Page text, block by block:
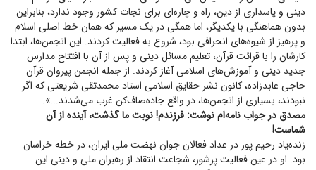
دینی و پاسداری از دین، راه و چاره‌ای برای نجات کشور وجود ندارد، بنابراین
بدون هماهنگی با یکدیگر، اما همگی در یک مسیر که همان خط اصلی اسلام
و پرهیز از شیوه‌های انحرافی بود، شروع به فعالیت کردند. این انجمن‌ها، ابتدا
کارشان را با قرائت قرآن، تعلیم مسائل دینی و پس از آن با افتتاح مدارس
جدید دینی و آموزش‌های اسلامی آغاز کردند. از جمله انجمن پیروان قرآن
حاجی عابدزاده، کانون نشر حقایق اسلامی استاد محمدتقی شریعتی که اگر
نبودند، بسیاری از انجمن‌ها، در واقع جاده‌صاف‌کن غرب می‌شدند...».
مصدق در جواب نامه‌ام نوشت: فرزندم! نوبت ما گذشت، آینده از آن
شماست!
زنده‌یاد رحیم پور در عداد فعالان جوان نهضت ملی ایران، در خطه خراسان
بود. او در عین فعالیت پرشور، شجاعت انتقاد از رهبران ملی و دینی این